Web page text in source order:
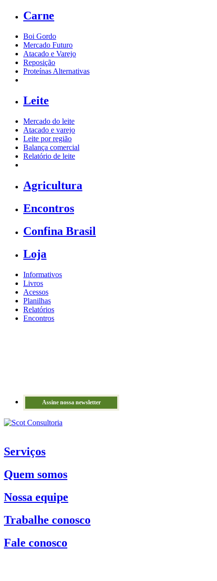
Carne
Boi Gordo
Mercado Futuro
Atacado e Varejo
Reposição
Proteínas Alternativas
Leite
Mercado do leite
Atacado e varejo
Leite por região
Balança comercial
Relatório de leite
Agricultura
Encontros
Confina Brasil
Loja
Informativos
Livros
Acessos
Planilhas
Relatórios
Encontros
Assine nossa newsletter
Serviços
Quem somos
Nossa equipe
Trabalhe conosco
Fale conosco